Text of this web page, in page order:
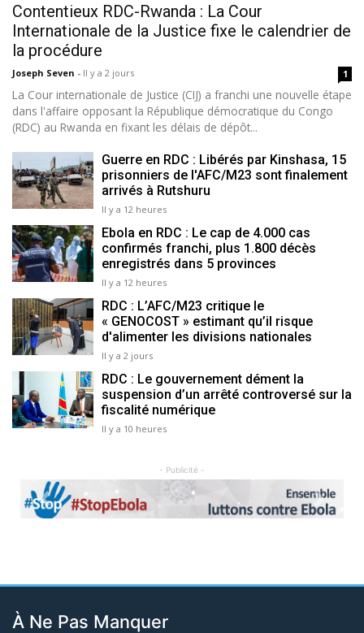
Contentieux RDC-Rwanda : La Cour
Internationale de la Justice fixe le calendrier de
la procédure
Joseph Seven - Il y a 2 jours 1
La Cour internationale de Justice (CIJ) a franchi une nouvelle étape
dans l'affaire opposant la République démocratique du Congo
(RDC) au Rwanda en fixant les délais de dépôt...
Guerre en RDC : Libérés par Kinshasa, 15
prisonniers de l'AFC/M23 sont finalement
arrivés à Rutshuru
Il y a 12 heures
Ebola en RDC : Le cap de 4.000 cas
confirmés franchi, plus 1.800 décès
enregistrés dans 5 provinces
Il y a 12 heures
RDC : L’AFC/M23 critique le
« GENOCOST » estimant qu’il risque
d'alimenter les divisions nationales
Il y a 2 jours
RDC : Le gouvernement dément la
suspension d’un arrêté controversé sur la
fiscalité numérique
Il y a 10 heures
- Publicité -
Previous Next
À Ne Pas Manquer